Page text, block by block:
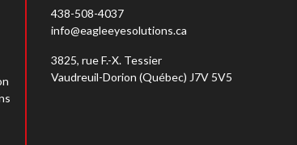
438-508-4037
info@eagleeyesolutions.ca
3825, rue F.-X. Tessier
Vaudreuil-Dorion (Québec) J7V 5V5